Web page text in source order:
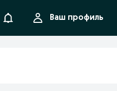
УведомленияВаш профиль